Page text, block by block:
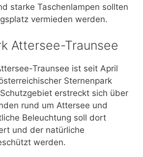
starke Taschenlampen sollten
vermieden werden.
Attersee-Traunsee
Traunsee ist seit April
Sternenpark
erstreckt sich über
rund um Attersee und
Beleuchtung soll dort
und der natürliche
werden.